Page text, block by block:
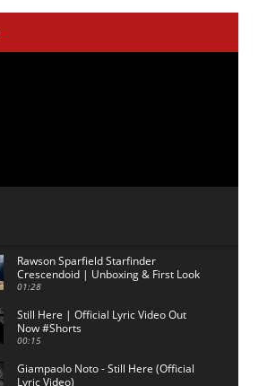
Rawson Sparfield Starfinder
Crescendoid | Unboxing & First Look
01:28
Still Here | Official Lyric Video Out
Now #Shorts
00:15
Giampaolo Noto - Still Here (Official
Lyric Video)